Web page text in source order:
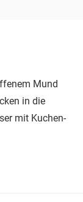
Mund
in die
mit Kuchen-